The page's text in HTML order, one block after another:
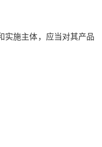
施主体，应当对其产品